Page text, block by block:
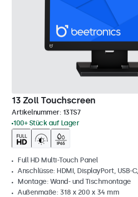
13 Zoll Touchscreen
Artikelnummer: 13TS7
100+ Stück auf Lager
Full HD Multi-Touch Panel
Anschlüsse: HDMI, DisplayPort, USB-
Montage: Wand- und Tischmontage
Außenmaße: 318 x 200 x 34 mm